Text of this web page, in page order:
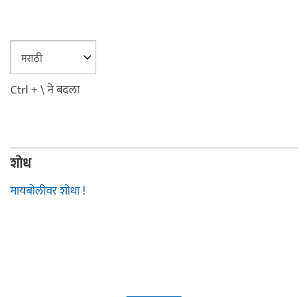
Ctrl + \ ने बदला
शोध
मायबोलीवर शोधा !